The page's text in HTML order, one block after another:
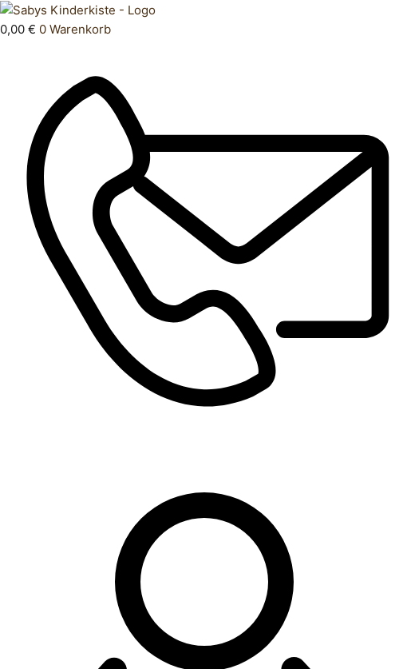
Zum
Inhalt
0,00 € 0 Warenkorb
Products
search
Unterhemd
122